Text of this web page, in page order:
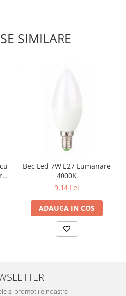
SIMILARE
Bec Led 7W E27 Lumanare
4000K
9,14 Lei
ADAUGA IN COS
si promotiile noastre